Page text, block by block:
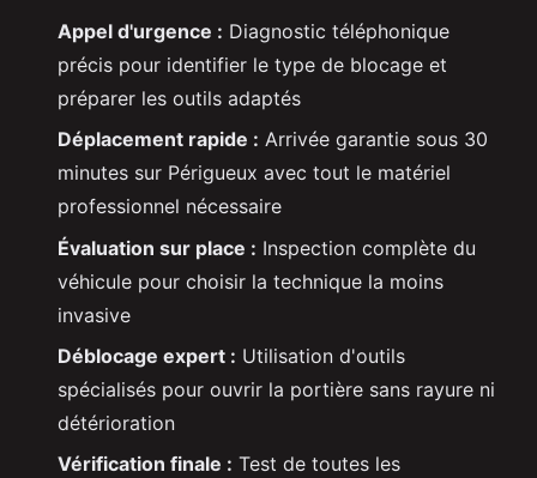
Appel d'urgence : Diagnostic téléphonique
précis pour identifier le type de blocage et
préparer les outils adaptés
Déplacement rapide : Arrivée garantie sous 30
minutes sur Périgueux avec tout le matériel
professionnel nécessaire
Évaluation sur place : Inspection complète du
véhicule pour choisir la technique la moins
invasive
Déblocage expert : Utilisation d'outils
spécialisés pour ouvrir la portière sans rayure ni
détérioration
Vérification finale : Test de toutes les